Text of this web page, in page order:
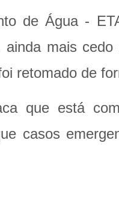
de Água -
ainda mais
retomado de
que está
casos